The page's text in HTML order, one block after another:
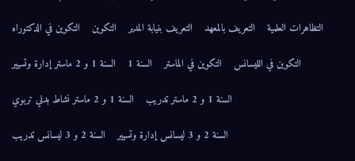
التظاهرات العلمية
التعريف بالمعهد التعريف بنيابة المدير التكوين
التكوين في الدكتوراه
التكوين في الليسانس
التكوين في الماستر السنة 1
السنة 1 و 2 ماستر إدارة وتسيير
السنة 1 و 2 ماستر تدريب
السنة 1 و 2 ماستر نشاط بدني تربوي
السنة 2 و 3 ليسانس إدارة وتسيير
السنة 2 و 3 ليسانس تدريب